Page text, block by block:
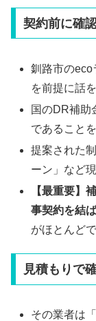
契約前に確
釧路市のeco
を前提に話
国のDR補助
であること
提案された
ーン」など
【最重要】
事契約を結
がほとんどで
見積もりで
その業者は